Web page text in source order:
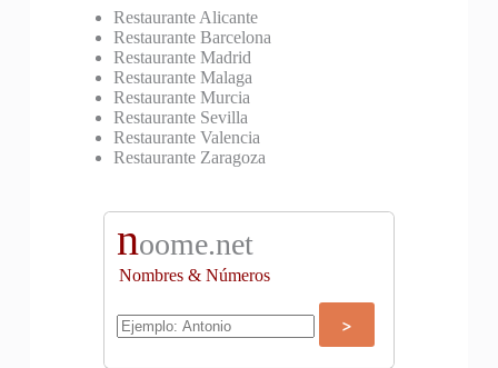
Restaurante Alicante
Restaurante Barcelona
Restaurante Madrid
Restaurante Malaga
Restaurante Murcia
Restaurante Sevilla
Restaurante Valencia
Restaurante Zaragoza
noome.net
Nombres & Números